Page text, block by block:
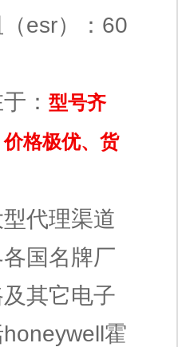
esr）：60
： 型号齐
格极优、货
代理渠道
国名牌厂
其它电子
霍